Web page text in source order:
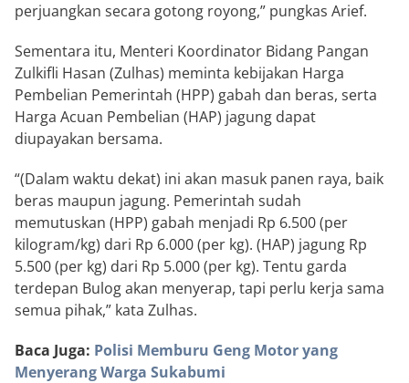
perjuangkan secara gotong royong,” pungkas Arief.
Sementara itu, Menteri Koordinator Bidang Pangan
Zulkifli Hasan (Zulhas) meminta kebijakan Harga
Pembelian Pemerintah (HPP) gabah dan beras, serta
Harga Acuan Pembelian (HAP) jagung dapat
diupayakan bersama.
“(Dalam waktu dekat) ini akan masuk panen raya, baik
beras maupun jagung. Pemerintah sudah
memutuskan (HPP) gabah menjadi Rp 6.500 (per
kilogram/kg) dari Rp 6.000 (per kg). (HAP) jagung Rp
5.500 (per kg) dari Rp 5.000 (per kg). Tentu garda
terdepan Bulog akan menyerap, tapi perlu kerja sama
semua pihak,” kata Zulhas.
Baca Juga: Polisi Memburu Geng Motor yang
Menyerang Warga Sukabumi